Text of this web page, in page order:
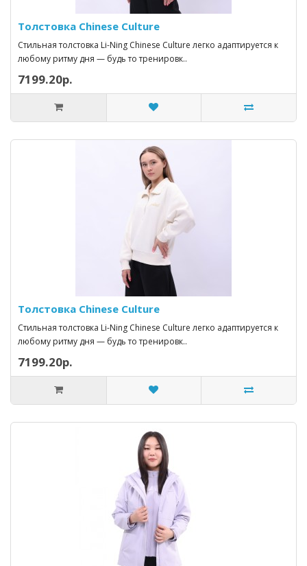
Толстовка Chinese Culture
Стильная толстовка Li-Ning Chinese Culture легко адаптируется к
любому ритму дня — будь то тренировк..
7199.20р.
Толстовка Chinese Culture
Стильная толстовка Li-Ning Chinese Culture легко адаптируется к
любому ритму дня — будь то тренировк..
7199.20р.